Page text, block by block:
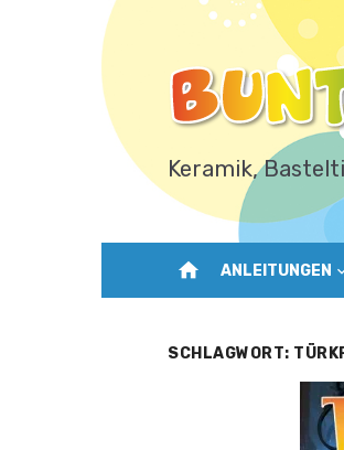
Keramik,
home ANLEITUNGEN
SCHLAGWORT: